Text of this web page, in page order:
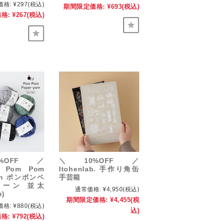
格: ¥297(税込)
: ¥267(税込)
期間限定価格: ¥693(税込)
／
Pom Pom
ポンポンペ
ーン 並太
格: ¥880(税込)
: ¥792(税込)
＼10%OFF／
Itohenlab. 手作り角缶
手芸箱
通常価格: ¥4,950(税込)
期間限定価格: ¥4,455(税
込)